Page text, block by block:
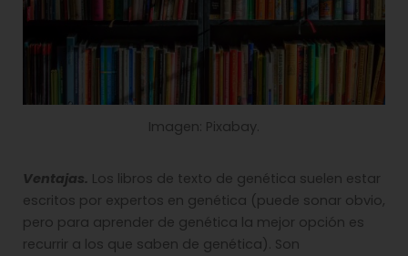
Imagen: Pixabay.
Ventajas. Los libros de texto de genética suelen estar
escritos por expertos en genética (puede sonar obvio,
pero para aprender de genética la mejor opción es
recurrir a los que saben de genética). Son